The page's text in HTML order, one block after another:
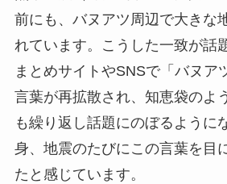
前にも、バヌアツ周辺で大きな
れています。こうした一致が話
まとめサイトやSNSで「バヌア
言葉が再拡散され、知恵袋のよ
も繰り返し話題にのぼるように
身、地震のたびにこの言葉を目
たと感じています。